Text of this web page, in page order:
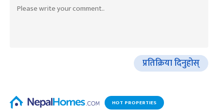
प्रतिक्रिया दिनुहोस्
HOT PROPERTIES